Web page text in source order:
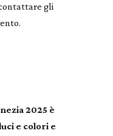
gli
2025 è
e colori e